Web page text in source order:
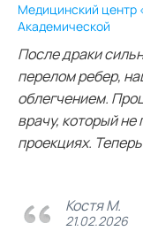
Медицинский центр
Академической
После драки
перелом ребер,
облегчением.
врачу, который
проекциях.
Костя М.
21.02.2026